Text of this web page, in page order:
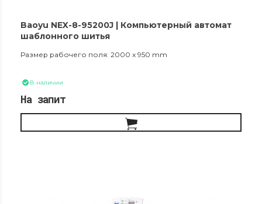
Baoyu NEX-8-95200J | Компьютерный автомат
шаблонного шитья
Размер рабочего поля: 2000 x 950 mm
В наличии
На запит